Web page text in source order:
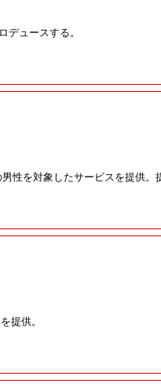
ュースする。
性を対象したサービスを提供。
提供。